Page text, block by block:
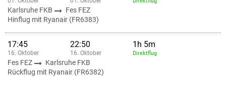
Karlsruhe FKB
Fes FEZ
Hinflug mit Ryanair (FR6383)
17:45
16. Oktober
22:50
16. Oktober
1h 5m
Direktflug
Fes FEZ
Karlsruhe FKB
Rückflug mit Ryanair (FR6382)